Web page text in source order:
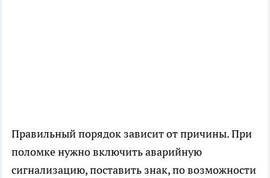
Правильный порядок зависит от причины. При
поломке нужно включить аварийную
сигнализацию, поставить знак, по возможности